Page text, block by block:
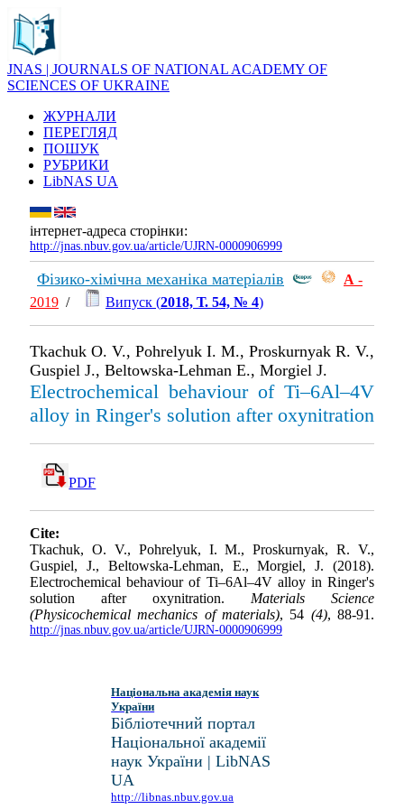
JNAS | JOURNALS OF NATIONAL ACADEMY OF
SCIENCES OF UKRAINE
ЖУРНАЛИ
ПЕРЕГЛЯД
ПОШУК
РУБРИКИ
LibNAS UA
інтернет-адреса сторінки:
http://jnas.nbuv.gov.ua/article/UJRN-0000906999
Фізико-хімічна механіка матеріалів А -
2019 / Випуск (2018, Т. 54, № 4)
Tkachuk O. V., Pohrelyuk I. M., Proskurnyak R. V.,
Guspiel J., Beltowska-Lehman E., Morgiel J.
Electrochemical behaviour of Ti–6Al–4V
alloy in Ringer's solution after oxynitration
PDF
Cite:
Tkachuk, O. V., Pohrelyuk, I. M., Proskurnyak, R. V.,
Guspiel, J., Beltowska-Lehman, E., Morgiel, J. (2018).
Electrochemical behaviour of Ti–6Al–4V alloy in Ringer's
solution after oxynitration. Materials Science
(Physicochemical mechanics of materials), 54 (4), 88-91.
http://jnas.nbuv.gov.ua/article/UJRN-0000906999
Національна академія наук
України
Бібліотечний портал
Національної академії
наук України | LibNAS
UA
http://libnas.nbuv.gov.ua